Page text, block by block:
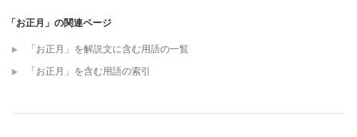
「お正月」の関連ページ
「お正月」を解説文に含む用語の一覧
「お正月」を含む用語の索引